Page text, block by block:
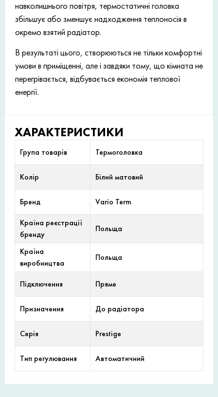
навколишнього повітря, термостатичні головка
збільшує або зменшує надходження теплоносія в
окремо взятий радіатор.
В результаті цього, створюються не тільки комфортні
умови в приміщенні, але і завдяки тому, що кімната не
перегрівається, відбувається економія теплової
енергії.
ХАРАКТЕРИСТИКИ
Група товарів Термоголовка
Колір Білий матовий
Бренд Vario Term
Країна реєстрації
бренду
Польща
Країна
виробництва
Польща
Підключення Пряме
Призначення До радіатора
Серія Prestige
Тип регулювання Автоматичний